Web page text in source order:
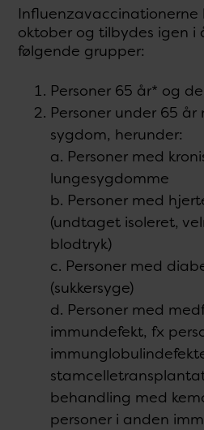
Influenzavaccinationerne
oktober og tilbydes igen i
følgende grupper:
Personer 65 år* og
Personer under 65 år
sygdom, herunder:
a. Personer med
lungesygdomme
b. Personer med
(undtaget isoleret,
blodtryk)
c. Personer med
(sukkersyge)
d. Personer med
immundefekt, fx
behandling med
personer i anden